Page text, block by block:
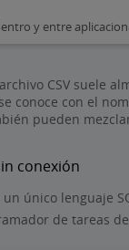
y entre
CSV suele
conoce con el
pueden
conexión
único lenguaje
de tareas